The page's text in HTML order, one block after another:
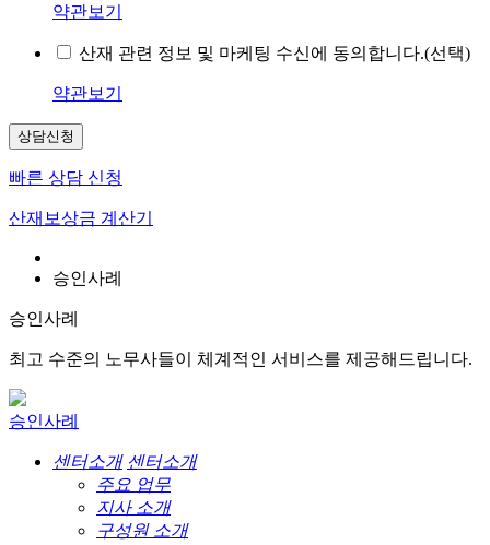
약관보기
산재 관련 정보 및 마케팅 수신에 동의합니다.(선택)
약관보기
상담신청
빠른 상담 신청
산재보상금 계산기
승인사례
승인사례
최고 수준의 노무사들이 체계적인 서비스를 제공해드립니다.
승인사례
센터소개 센터소개
주요 업무
지사 소개
구성원 소개